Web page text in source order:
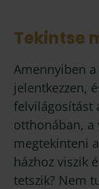
Tekintse
Amennyiben
jelentkezzen,
felvilágosítást
otthonában, a
megtekinteni
házhoz viszik
tetszik? Nem